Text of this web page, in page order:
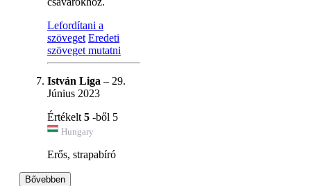
Lefordítani a
szöveget Eredeti
szöveget mutatni
István Liga – 29.
Június 2023
Értékelt 5 -ből 5
Hungary
Erős, strapabíró
Bővebben